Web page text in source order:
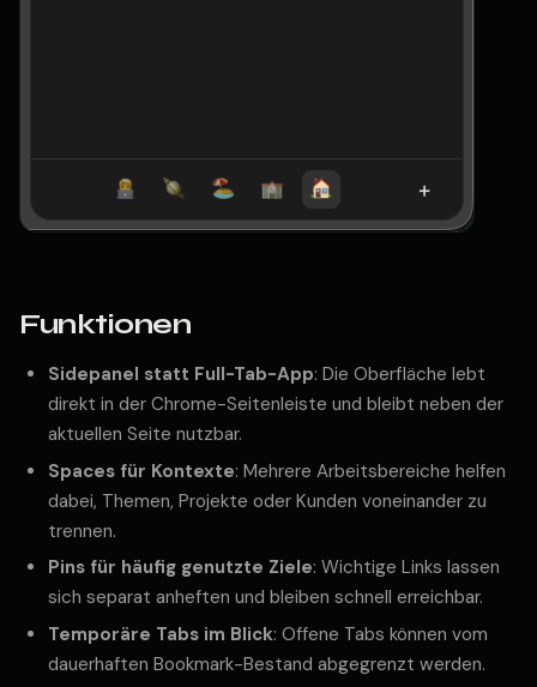
Funktionen
Sidepanel statt Full-Tab-App: Die Oberfläche lebt
direkt in der Chrome-Seitenleiste und bleibt neben der
aktuellen Seite nutzbar.
Spaces für Kontexte: Mehrere Arbeitsbereiche helfen
dabei, Themen, Projekte oder Kunden voneinander zu
trennen.
Pins für häufig genutzte Ziele: Wichtige Links lassen
sich separat anheften und bleiben schnell erreichbar.
Temporäre Tabs im Blick: Offene Tabs können vom
dauerhaften Bookmark-Bestand abgegrenzt werden.